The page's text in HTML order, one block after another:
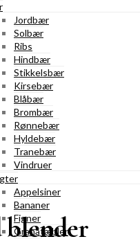
Jordbær
Solbær
Ribs
Hindbær
Stikkelsbær
Kirsebær
Blåbær
Brombær
Rønnebær
Hyldebær
Tranebær
Vindruer
Appelsiner
Bananer
Figner
Granatæbler
blender